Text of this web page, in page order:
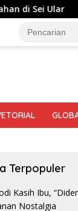
Kurnia
Terpopuler